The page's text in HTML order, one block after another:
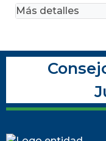
Más detalles